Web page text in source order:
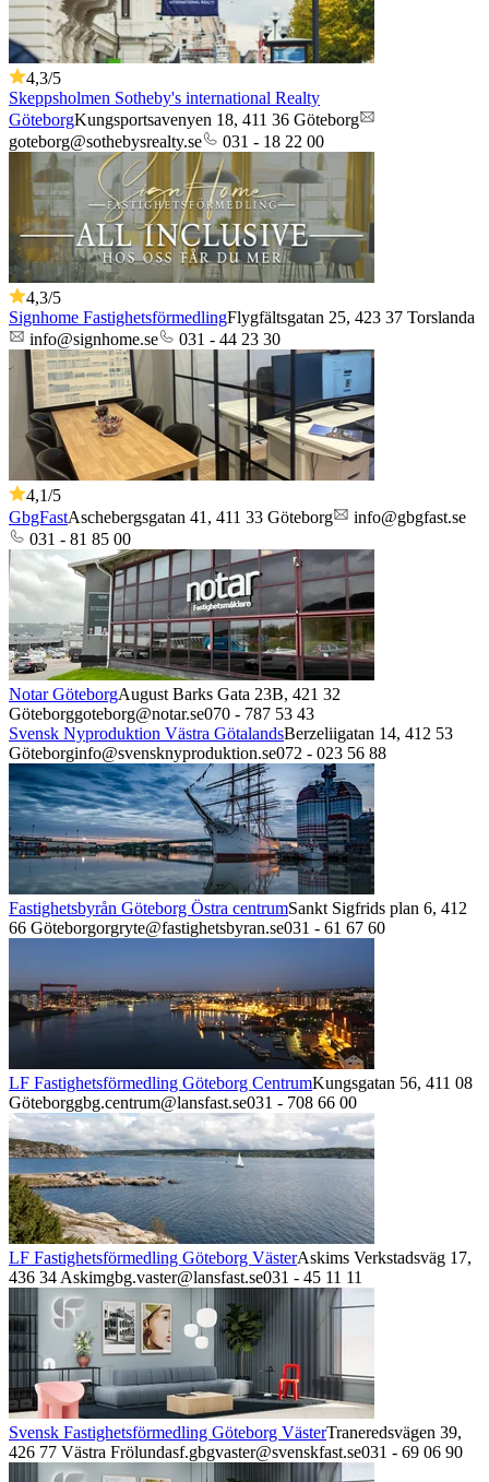
4,3/5
Skeppsholmen Sotheby's international Realty
GöteborgKungsportsavenyen 18, 411 36 Göteborg
goteborg@sothebysrealty.se
031 - 18 22 00
4,3/5
Signhome FastighetsförmedlingFlygfältsgatan 25, 423 37 Torslanda
info@signhome.se
031 - 44 23 30
4,1/5
GbgFastAschebergsgatan 41, 411 33 Göteborg
info@gbgfast.se
031 - 81 85 00
Notar GöteborgAugust Barks Gata 23B, 421 32
Göteborggoteborg@notar.se070 - 787 53 43
Svensk Nyproduktion Västra GötalandsBerzeliigatan 14, 412 53
Göteborginfo@svensknyproduktion.se072 - 023 56 88
Fastighetsbyrån Göteborg Östra centrumSankt Sigfrids plan 6, 412
66 Göteborgorgryte@fastighetsbyran.se031 - 61 67 60
LF Fastighetsförmedling Göteborg CentrumKungsgatan 56, 411 08
Göteborggbg.centrum@lansfast.se031 - 708 66 00
LF Fastighetsförmedling Göteborg VästerAskims Verkstadsväg 17,
436 34 Askimgbg.vaster@lansfast.se031 - 45 11 11
Svensk Fastighetsförmedling Göteborg VästerTraneredsvägen 39,
426 77 Västra Frölundasf.gbgvaster@svenskfast.se031 - 69 06 90